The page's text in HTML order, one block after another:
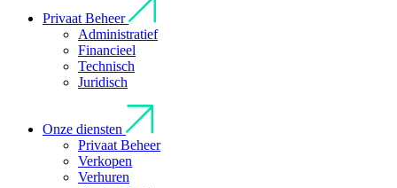
Privaat Beheer
Administratief
Financieel
Technisch
Juridisch
Onze diensten
Privaat Beheer
Verkopen
Verhuren